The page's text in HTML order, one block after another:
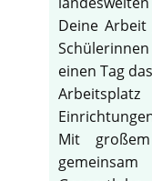
Deine
einen Tag
Mit